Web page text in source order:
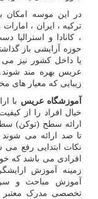
در این موسه امکان
ترکیه ، ایران ،
، کانادا و
حوزه آرایشی باز
یا داخل کشور نیز می
عریس بهره مند
زیبایی که معیار های
آموزشگاه عریس با
خیال افراد را از
ارائه سطح (توکن)
تا صد ارائه می شوند
نکات ابتدایی رفع
افرادی می باشد که
زمینه آموزش
آموزش مباحث و
تخصصی مدرک معتبر